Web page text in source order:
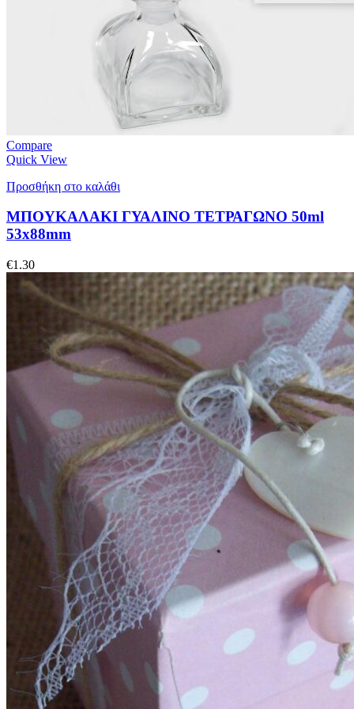
Compare
Quick View
Προσθήκη στο καλάθι
ΜΠΟΥΚΑΛΑΚΙ ΓΥΑΛΙΝΟ ΤΕΤΡΑΓΩΝΟ 50ml
53x88mm
€1.30